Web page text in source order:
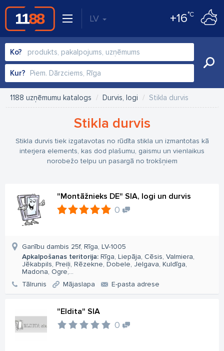
LV +16°C
Ko?
Kur?
1188 uzņēmumu katalogs Durvis, logi Stikla durvis
Stikla durvis
Stikla durvis tiek izgatavotas no rūdīta stikla un izmantotas kā
interjera elements, kas dod plašumu, gaismu un vienlaikus
norobežo telpu un pasargā no trokšņiem
"Montāžnieks DE" SIA, logi un durvis
0
Ganību dambis 25f, Rīga, LV-1005
Apkalpošanas teritorija: Rīga, Liepāja, Cēsis, Valmiera,
Jēkabpils, Preiļi, Rēzekne, Dobele, Jelgava, Kuldīga,
Madona, Ogre,...
Tālrunis
Mājaslapa E-pasta adrese
"Eldita" SIA
0